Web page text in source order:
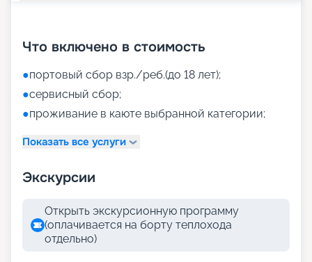
Что включено в стоимость
●портовый сбор взр./реб.(до 18 лет);
●сервисный сбор;
●проживание в каюте выбранной категории;
Показать все услуги
Экскурсии
Открыть экскурсионную программу
(оплачивается на борту теплохода
отдельно)